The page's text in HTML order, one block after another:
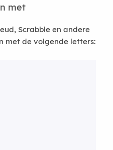
met
Scrabble en andere
met de volgende letters: